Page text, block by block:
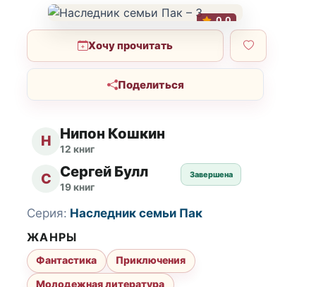
0.0
Хочу прочитать
Поделиться
Н Нипон Кошкин
12 книг
С Сергей Булл
19 книг
Завершена
Серия: Наследник семьи Пак
ЖАНРЫ
Фантастика
Приключения
Молодежная литература